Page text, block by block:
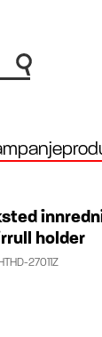
holder
27011Z